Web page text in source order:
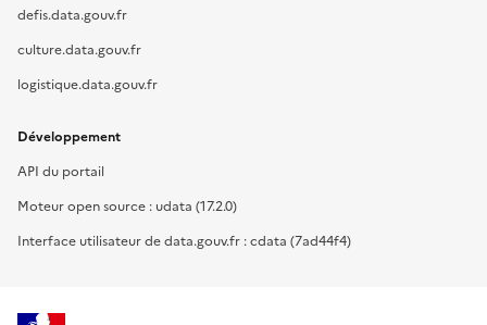
defis.data.gouv.fr
culture.data.gouv.fr
logistique.data.gouv.fr
Développement
API du portail
Moteur open source : udata (17.2.0)
Interface utilisateur de data.gouv.fr : cdata (7ad44f4)